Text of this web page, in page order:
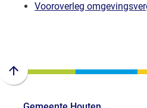
Vooroverleg
Scroll